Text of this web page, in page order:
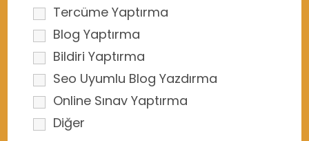
Tercüme Yaptırma
Blog Yaptırma
Bildiri Yaptırma
Seo Uyumlu Blog Yazdırma
Online Sınav Yaptırma
Diğer